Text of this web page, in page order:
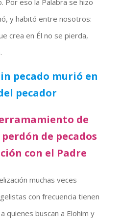
y habitó entre nosotros:
crea en Él no se pierda,
pecado murió en
pecador
de
de pecados
con el Padre
muchas veces
con frecuencia tienen
quienes buscan a Elohim y